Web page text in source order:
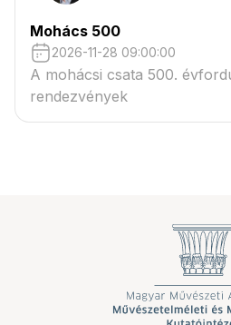
Mohács 500
2026-11-28 09:00:00
A mohácsi csata 500.
rendezvények